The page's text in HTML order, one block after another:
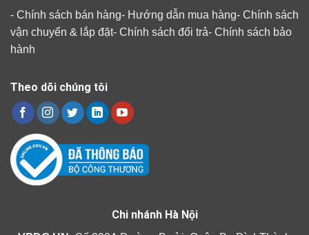
- Chính sách bán hàng- Hướng dẫn mua hàng- Chính sách
vận chuyển & lắp đặt- Chính sách đổi trả- Chính sách bảo
hành
Theo dõi chúng tôi
Chi nhánh Hà Nội